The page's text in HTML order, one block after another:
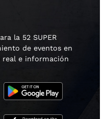
la 52 SUPER
de eventos en
real e información